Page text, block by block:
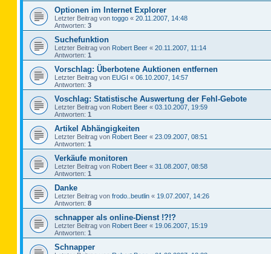
Optionen im Internet Explorer
Letzter Beitrag von toggo « 20.11.2007, 14:48
Antworten: 3
Suchefunktion
Letzter Beitrag von Robert Beer « 20.11.2007, 11:14
Antworten: 1
Vorschlag: Überbotene Auktionen entfernen
Letzter Beitrag von EUGI « 06.10.2007, 14:57
Antworten: 3
Voschlag: Statistische Auswertung der Fehl-Gebote
Letzter Beitrag von Robert Beer « 03.10.2007, 19:59
Antworten: 1
Artikel Abhängigkeiten
Letzter Beitrag von Robert Beer « 23.09.2007, 08:51
Antworten: 1
Verkäufe monitoren
Letzter Beitrag von Robert Beer « 31.08.2007, 08:58
Antworten: 1
Danke
Letzter Beitrag von frodo..beutlin « 19.07.2007, 14:26
Antworten: 8
schnapper als online-Dienst !?!?
Letzter Beitrag von Robert Beer « 19.06.2007, 15:19
Antworten: 1
Schnapper